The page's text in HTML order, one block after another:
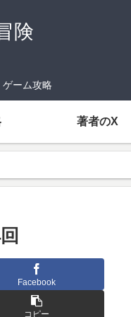
険
ーム攻略
著者のX
Facebook
コピー